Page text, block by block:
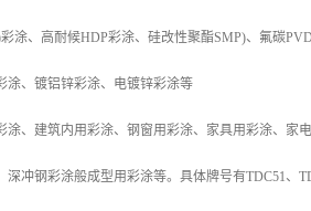
涂、高耐候HDP彩涂、硅改性聚酯SMP)、氟碳
涂、镀铝锌彩涂、电镀锌彩涂等
、建筑内用彩涂、钢窗用彩涂、家具用彩涂、家
冲钢彩涂般成型用彩涂等。具体牌号有TDC51、